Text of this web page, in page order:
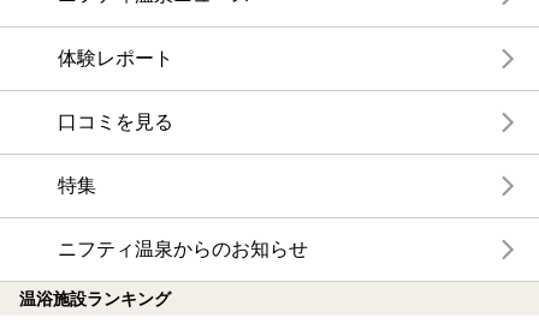
体験レポート
口コミを見る
特集
ニフティ温泉からのお知らせ
温浴施設ランキング